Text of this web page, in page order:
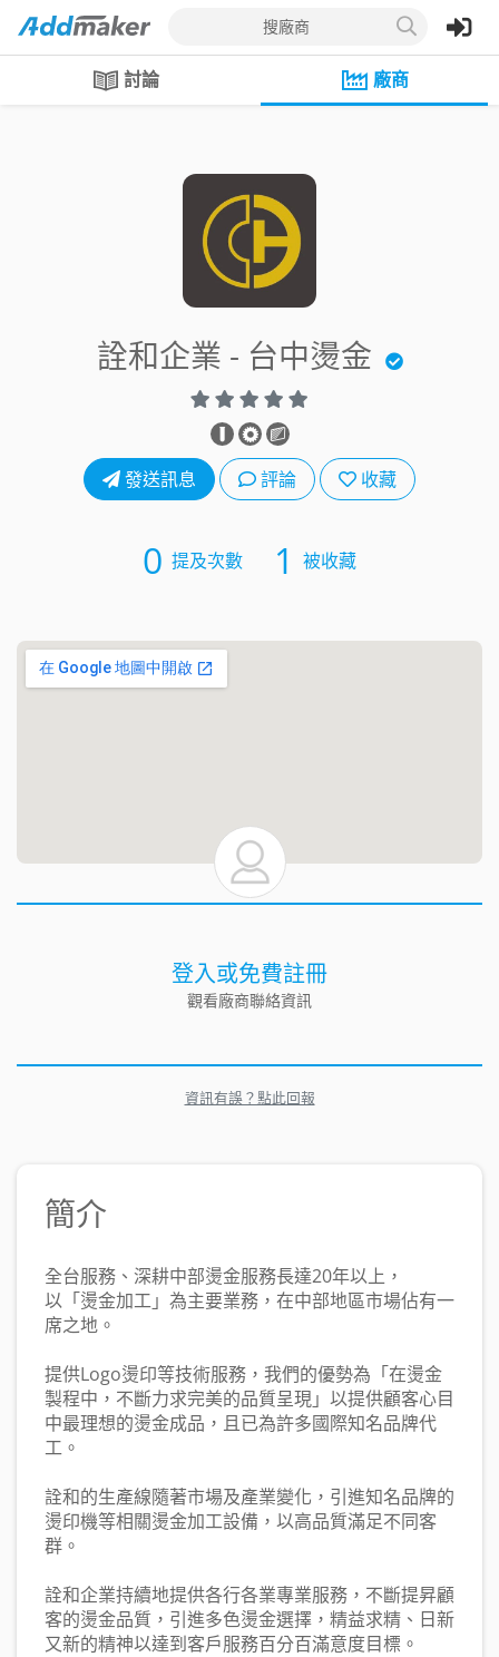
搜廠商
討論 廠商
詮和企業 - 台中燙金
發送訊息 評論 收藏
0 提及次數 1 被收藏
登入或免費註冊
觀看廠商聯絡資訊
資訊有誤？點此回報
簡介
全台服務、深耕中部燙金服務長達20年以上，
以「燙金加工」為主要業務，在中部地區市場佔有一
席之地。
提供Logo燙印等技術服務，我們的優勢為「在燙金
製程中，不斷力求完美的品質呈現」以提供顧客心目
中最理想的燙金成品，且已為許多國際知名品牌代
工。
詮和的生產線隨著市場及產業變化，引進知名品牌的
燙印機等相關燙金加工設備，以高品質滿足不同客
群。
詮和企業持續地提供各行各業專業服務，不斷提昇顧
客的燙金品質，引進多色燙金選擇，精益求精、日新
又新的精神以達到客戶服務百分百滿意度目標。